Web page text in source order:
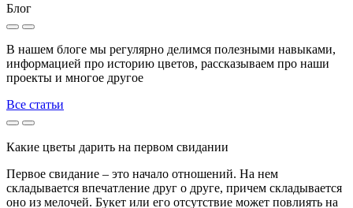
Блог
В нашем блоге мы регулярно делимся полезными навыками,
информацией про историю цветов, рассказываем про наши
проекты и многое другое
Все статьи
Какие цветы дарить на первом свидании
Первое свидание – это начало отношений. На нем
складывается впечатление друг о друге, причем складывается
оно из мелочей. Букет или его отсутствие может повлиять на